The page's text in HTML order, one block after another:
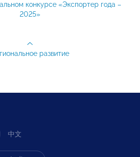
конкурсе «Экспортер года –
2025»
развитие
中文